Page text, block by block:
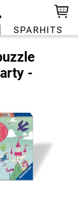
SPARHITS
-